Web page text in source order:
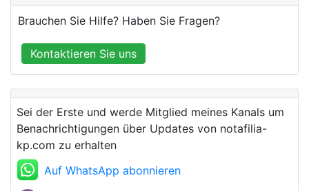
Brauchen Sie Hilfe? Haben Sie Fragen?
Kontaktieren Sie uns
Sei der Erste und werde Mitglied meines Kanals um
Benachrichtigungen über Updates von notafilia-
kp.com zu erhalten
Auf WhatsApp abonnieren